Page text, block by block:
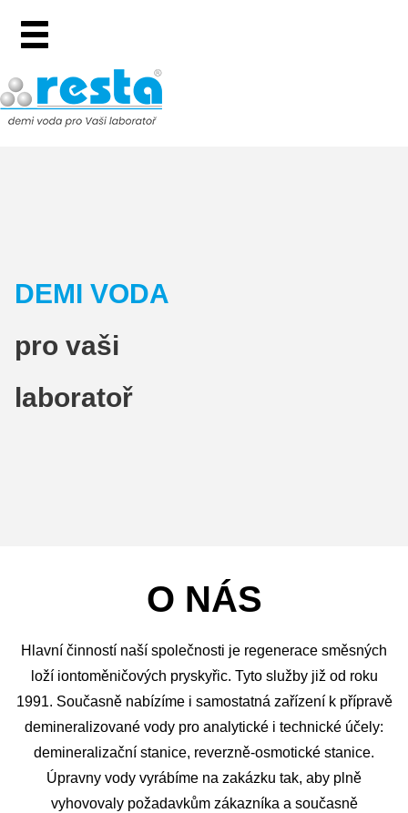
DEMI VODA
pro vaši
laboratoř
O NÁS
Hlavní činností naší společnosti je regenerace směsných
loží iontoměničových pryskyřic. Tyto služby již od roku
1991. Současně nabízíme i samostatná zařízení k přípravě
demineralizované vody pro analytické i technické účely:
demineralizační stanice, reverzně-osmotické stanice.
Úpravny vody vyrábíme na zakázku tak, aby plně
vyhovovaly požadavkům zákazníka a současně